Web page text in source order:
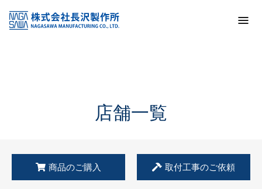
KSS加盟店・取扱店情報
店舗一覧
店舗一覧
商品のご購入 取付工事のご依頼